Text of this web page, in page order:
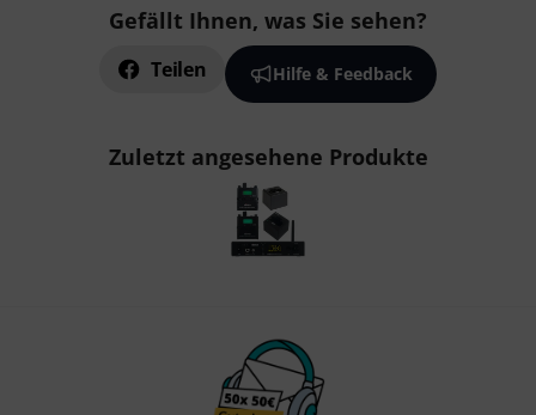
Gefällt Ihnen, was Sie sehen?
Teilen Hilfe & Feedback
Zuletzt angesehene Produkte